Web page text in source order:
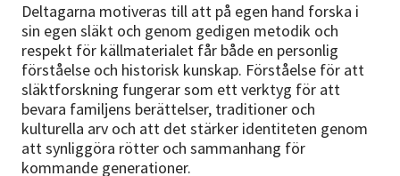
Deltagarna motiveras till att på egen hand forska i
sin egen släkt och genom gedigen metodik och
respekt för källmaterialet får både en personlig
förståelse och historisk kunskap. Förståelse för att
släktforskning fungerar som ett verktyg för att
bevara familjens berättelser, traditioner och
kulturella arv och att det stärker identiteten genom
att synliggöra rötter och sammanhang för
kommande generationer.